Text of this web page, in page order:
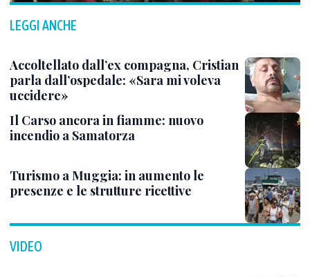
LEGGI ANCHE
Accoltellato dall’ex compagna, Cristian
parla dall’ospedale: «Sara mi voleva
uccidere»
Il Carso ancora in fiamme: nuovo
incendio a Samatorza
Turismo a Muggia: in aumento le
presenze e le strutture ricettive
VIDEO